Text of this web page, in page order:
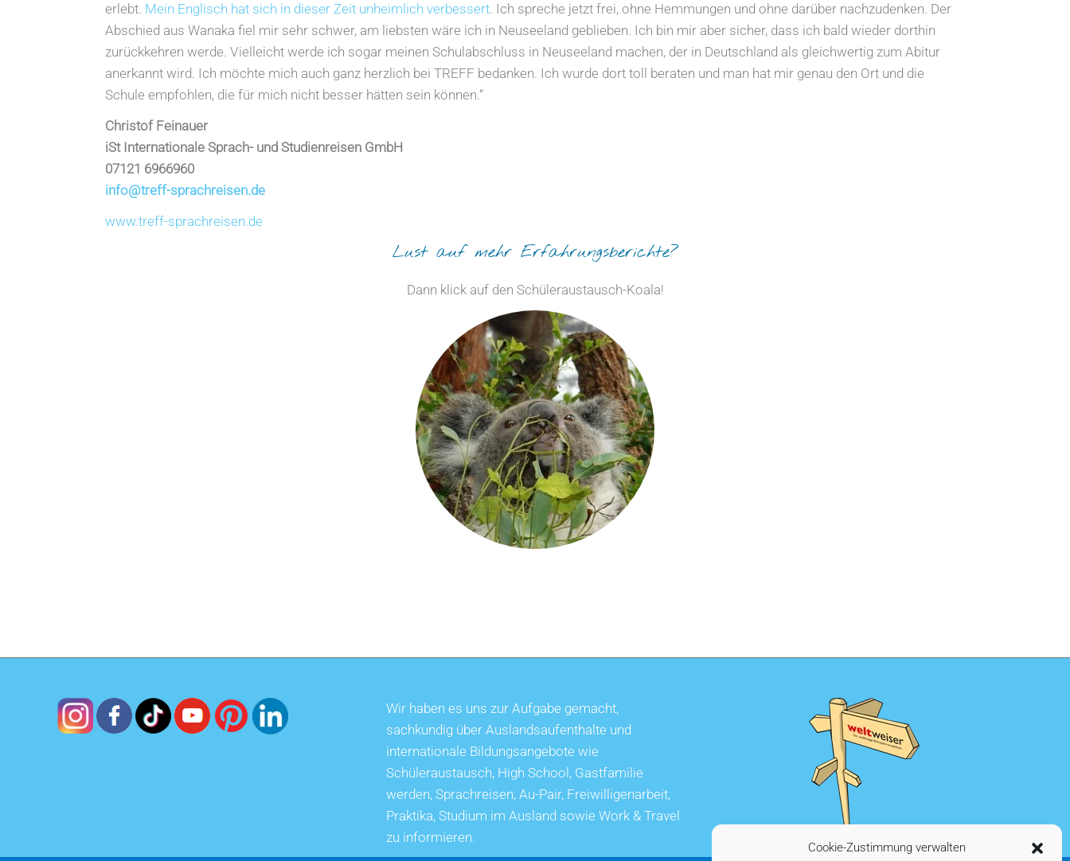
Cookie-Zustimmung verwalten
erlebt. Mein Englisch hat sich in dieser Zeit unheimlich verbessert. Ich spreche jetzt frei, ohne Hemmungen und ohne darüber nachzudenken. Der
Abschied aus Wanaka fiel mir sehr schwer, am liebsten wäre ich in Neuseeland geblieben. Ich bin mir aber sicher, dass ich bald wieder dorthin
zurückkehren werde. Vielleicht werde ich sogar meinen Schulabschluss in Neuseeland machen, der in Deutschland als gleichwertig zum Abitur
anerkannt wird. Ich möchte mich auch ganz herzlich bei TREFF bedanken. Ich wurde dort toll beraten und man hat mir genau den Ort und die
Schule empfohlen, die für mich nicht besser hätten sein können.“
Christof Feinauer
iSt Internationale Sprach- und Studienreisen GmbH
07121 6966960
info@treff-sprachreisen.de
www.treff-sprachreisen.de
Lust auf mehr Erfahrungsberichte?
Dann klick auf den Schüleraustausch-Koala!
Wir haben es uns zur Aufgabe gemacht,
sachkundig über Auslandsaufenthalte und
internationale Bildungsangebote wie
Schüleraustausch, High School, Gastfamilie
werden, Sprachreisen, Au-Pair, Freiwilligenarbeit,
Praktika, Studium im Ausland sowie Work & Travel
zu informieren.